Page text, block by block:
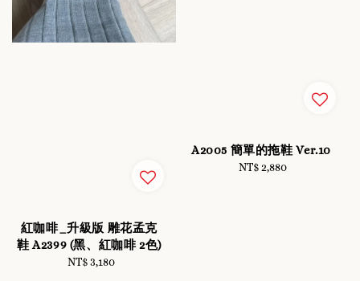
紅咖啡_升級版 雕花孟克
鞋 A2399 (黑、紅咖啡 2色)
Regular
NT$ 3,180
A2005 簡單的拖鞋 Ver.10
Regular
NT$ 2,880